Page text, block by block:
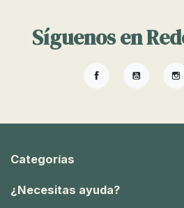
Síguenos en
FacebookYouTube
Categorías
¿Necesitas ayuda?